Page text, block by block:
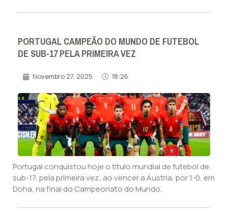
PORTUGAL CAMPEÃO DO MUNDO DE FUTEBOL
DE SUB-17 PELA PRIMEIRA VEZ
Novembro 27, 2025 18:26
Portugal conquistou hoje o título mundial de futebol de
sub-17, pela primeira vez, ao vencer a Áustria, por 1-0, em
Doha, na final do Campeonato do Mundo.